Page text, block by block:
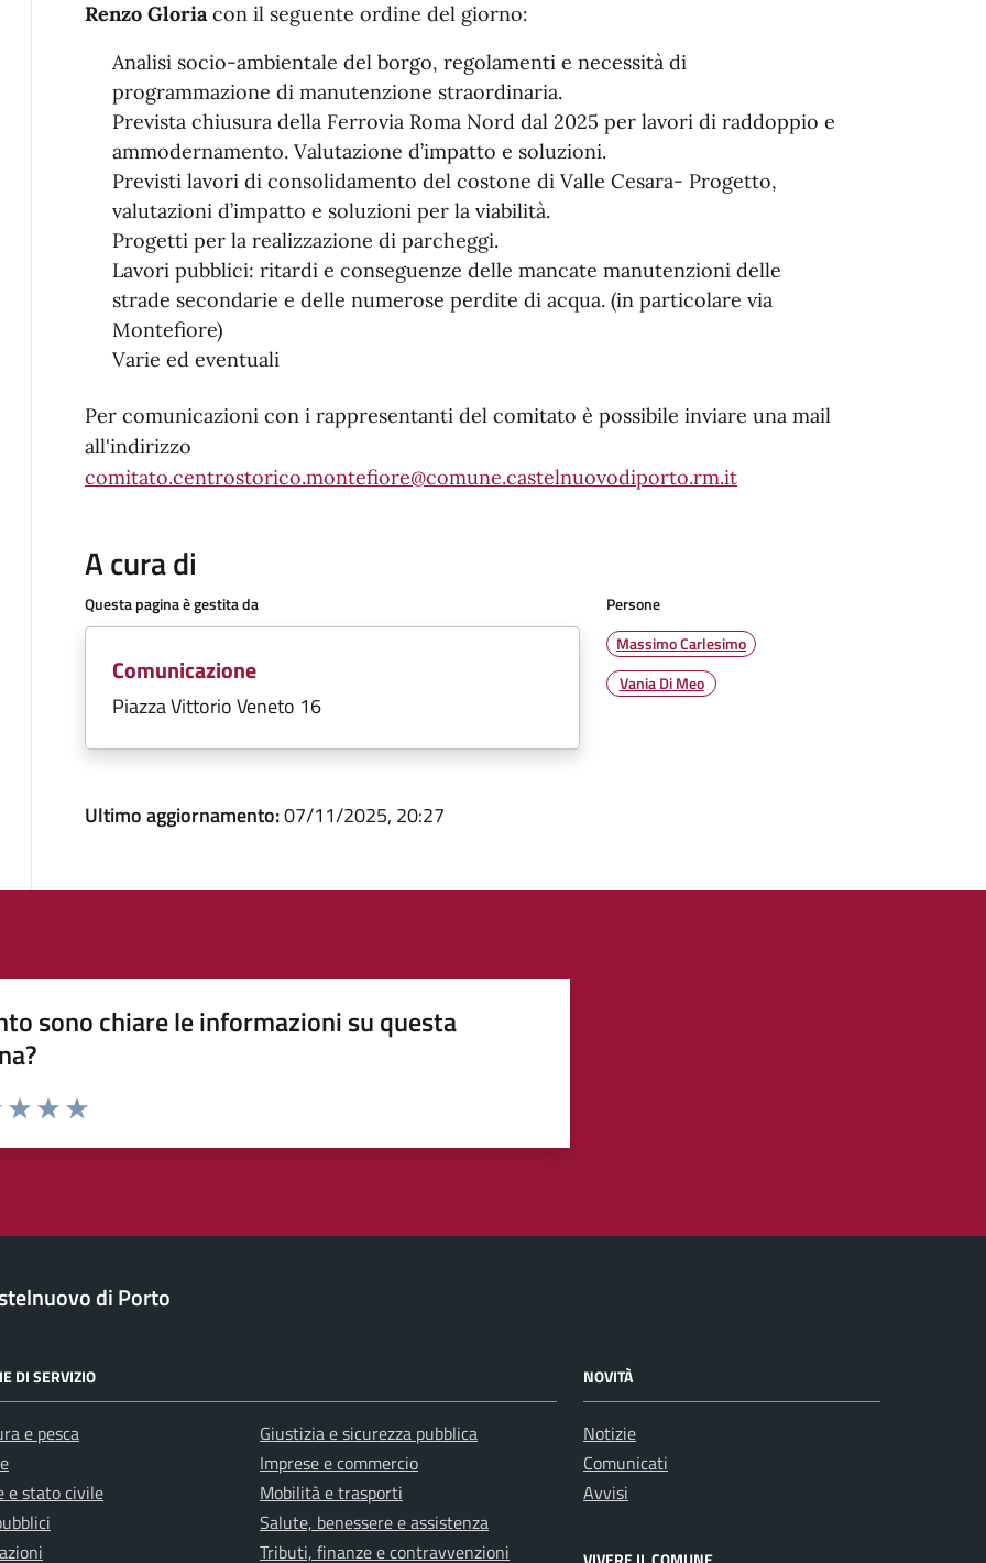
Renzo Gloriacon il seguente ordine del giorno:
Analisi socio-ambientale del borgo, regolamenti e necessità di
programmazione di manutenzione straordinaria.
Prevista chiusura della Ferrovia Roma Nord dal 2025 per lavori di raddoppio e
ammodernamento. Valutazione d’impatto e soluzioni.
Previsti lavori di consolidamento del costone di Valle Cesara- Progetto,
valutazioni d’impatto e soluzioni per la viabilità.
Progetti per la realizzazione di parcheggi.
Lavori pubblici: ritardi e conseguenze delle mancate manutenzioni delle
strade secondarie e delle numerose perdite di acqua. (in particolare via
Montefiore)
Varie ed eventuali
Per comunicazioni con i rappresentanti del comitato è possibile inviare una mail
all'indirizzo
comitato.centrostorico.montefiore@comune.castelnuovodiporto.rm.it
A cura di
Questa pagina è gestita da
Comunicazione
Piazza Vittorio Veneto 16
Persone
Massimo Carlesimo
Vania Di Meo
Ultimo aggiornamento:07/11/2025, 20:27
sono chiare le informazioni su questa
di Porto
DI SERVIZIO
e pesca
e stato civile
Giustizia e sicurezza pubblica
Imprese e commercio
Mobilità e trasporti
Salute, benessere e assistenza
Tributi, finanze e contravvenzioni
NOVITÀ
Notizie
Comunicati
Avvisi